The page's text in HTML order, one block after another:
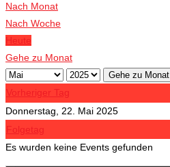
Nach Monat
Nach Woche
Heute
Gehe zu Monat
Gehe zu Monat
Vorheriger Tag
Donnerstag, 22. Mai 2025
Folgetag
Es wurden keine Events gefunden